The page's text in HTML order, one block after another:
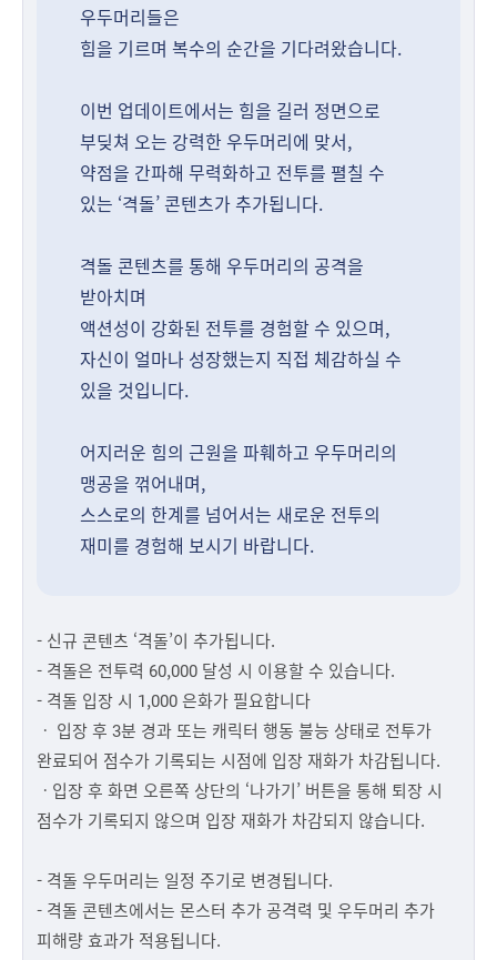
우두머리들은
힘을 기르며 복수의 순간을 기다려왔습니다.
이번 업데이트에서는 힘을 길러 정면으로
부딪쳐 오는 강력한 우두머리에 맞서,
약점을 간파해 무력화하고 전투를 펼칠 수
있는 ‘격돌’ 콘텐츠가 추가됩니다.
격돌 콘텐츠를 통해 우두머리의 공격을
받아치며
액션성이 강화된 전투를 경험할 수 있으며,
자신이 얼마나 성장했는지 직접 체감하실 수
있을 것입니다.
어지러운 힘의 근원을 파훼하고 우두머리의
맹공을 꺾어내며,
스스로의 한계를 넘어서는 새로운 전투의
재미를 경험해 보시기 바랍니다.
- 신규 콘텐츠 ‘격돌’이 추가됩니다.
- 격돌은 전투력 60,000 달성 시 이용할 수 있습니다.
- 격돌 입장 시 1,000 은화가 필요합니다
ㆍ 입장 후 3분 경과 또는 캐릭터 행동 불능 상태로 전투가
완료되어 점수가 기록되는 시점에 입장 재화가 차감됩니다.
ㆍ입장 후 화면 오른쪽 상단의 ‘나가기’ 버튼을 통해 퇴장 시
점수가 기록되지 않으며 입장 재화가 차감되지 않습니다.
- 격돌 우두머리는 일정 주기로 변경됩니다.
- 격돌 콘텐츠에서는 몬스터 추가 공격력 및 우두머리 추가
피해량 효과가 적용됩니다.